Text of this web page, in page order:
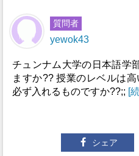
質問者
yewok43
チュンナム大学の日本語学
ますか?? 授業のレベルは
必ず入れるものですか??;; [
シェア